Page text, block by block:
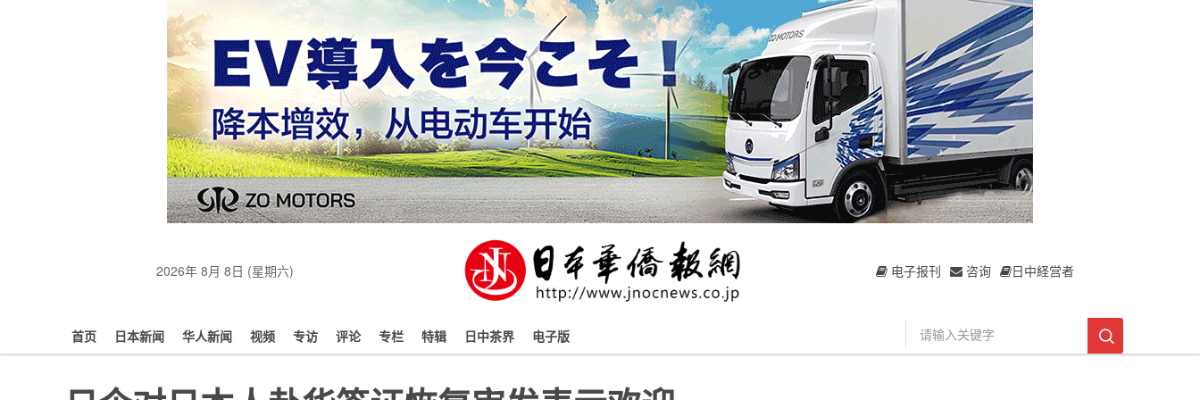
2026年 8月 8日 (星期六) 电子报刊 咨询 日中経営者
首页 日本新闻 华人新闻 视频 专访 评论 专栏 特辑 日中茶界 电子版